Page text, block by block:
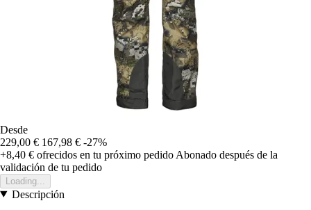
Desde
229,00 € 167,98 € -27%
+8,40 € ofrecidos en tu próximo pedido Abonado después de la
validación de tu pedido
Loading...
Descripción